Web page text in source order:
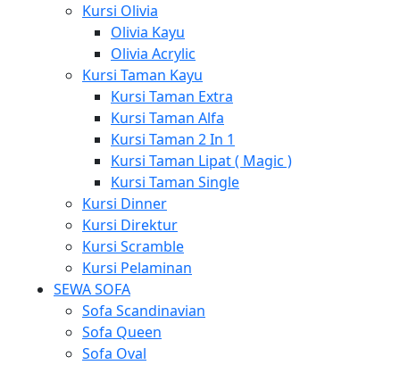
Kursi Olivia
Olivia Kayu
Olivia Acrylic
Kursi Taman Kayu
Kursi Taman Extra
Kursi Taman Alfa
Kursi Taman 2 In 1
Kursi Taman Lipat ( Magic )
Kursi Taman Single
Kursi Dinner
Kursi Direktur
Kursi Scramble
Kursi Pelaminan
SEWA SOFA
Sofa Scandinavian
Sofa Queen
Sofa Oval